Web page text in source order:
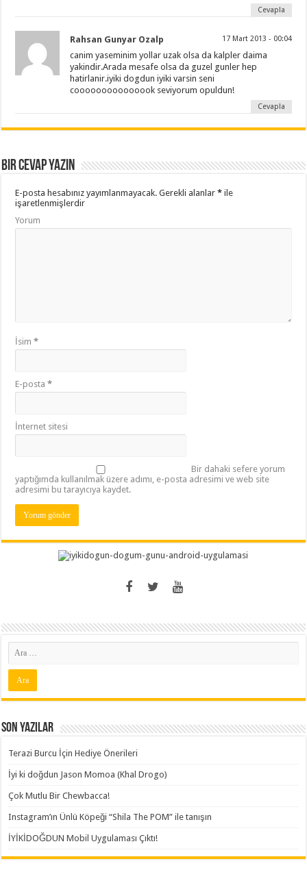
Cevapla
Rahsan Gunyar Ozalp 17 Mart 2013 - 00:04
canim yaseminim yollar uzak olsa da kalpler daima
yakindir.Arada mesafe olsa da guzel gunler hep
hatirlanir.iyiki dogdun iyiki varsin seni
cooooooooooooook seviyorum opuldun!
Cevapla
Bir cevap yazın
E-posta hesabınız yayımlanmayacak. Gerekli alanlar* ile
işaretlenmişlerdir
Yorum
İsim*
E-posta*
İnternet sitesi
Bir dahaki sefere yorum
yaptığımda kullanılmak üzere adımı, e-posta adresimi ve web site
adresimi bu tarayıcıya kaydet.
Son Yazılar
Terazi Burcu İçin Hediye Önerileri
İyi ki doğdun Jason Momoa (Khal Drogo)
Çok Mutlu Bir Chewbacca!
Instagram’ın Ünlü Köpeği “Shila The POM” ile tanışın
İYİKİDOĞDUN Mobil Uygulaması Çıktı!